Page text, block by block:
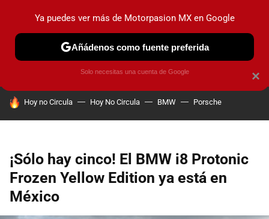
PRUEBAS INDUSTRIA HOY NO CIRCULA
HOY SE HABLA DE
Hoy no Circula Hoy No Circula BMW Porsche
¡Sólo hay cinco! El BMW i8 Protonic
Frozen Yellow Edition ya está en
México
×
Ya puedes ver más de Motorpasion MX en Google
Añádenos como fuente preferida
Solo necesitas una cuenta de Google